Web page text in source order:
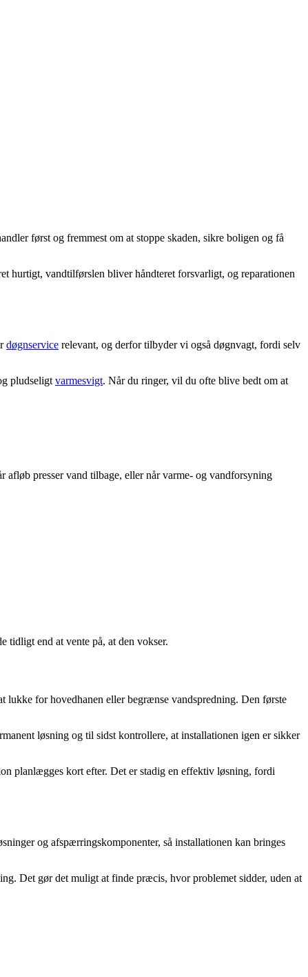
først og fremmest om at stoppe skaden, sikre boligen og få
hurtigt, vandtilførslen bliver håndteret forsvarligt, og reparationen
døgnservice relevant, og derfor tilbyder vi også døgnvagt, fordi selv
pludseligt varmesvigt. Når du ringer, vil du ofte blive bedt om at
presser vand tilbage, eller når varme- og vandforsyning
tidligt end at vente på, at den vokser.
lukke for hovedhanen eller begrænse vandspredning. Den første
løsning og til sidst kontrollere, at installationen igen er sikker
planlægges kort efter. Det er stadig en effektiv løsning, fordi
og afspærringskomponenter, så installationen kan bringes
Det gør det muligt at finde præcis, hvor problemet sidder, uden at